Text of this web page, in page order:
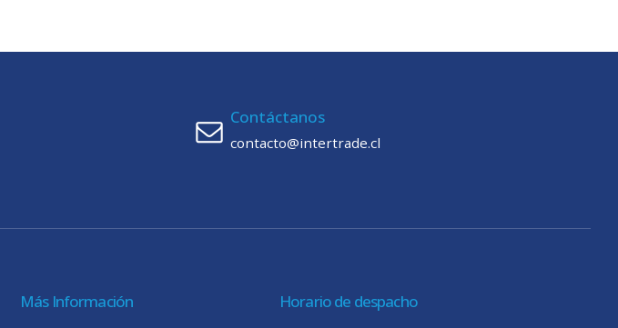
Contáctanos
contacto@intertrade.cl
Más Información Horario de despacho